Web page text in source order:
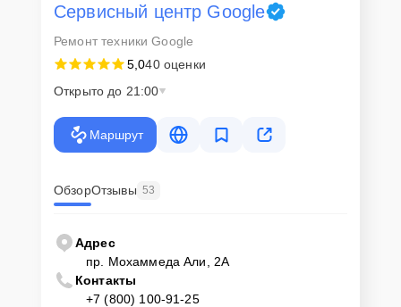
Сервисный центр Google
Ремонт техники Google
5,040 оценки
Открыто до 21:00
Маршрут
ОбзорОтзывы 53
Адрес
пр. Мохаммеда Али, 2А
Контакты
+7 (800) 100-91-25